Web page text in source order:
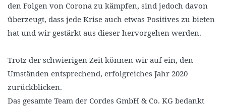
den Folgen von Corona zu kämpfen, sind jedoch davon
überzeugt, dass jede Krise auch etwas Positives zu bieten
hat und wir gestärkt aus dieser hervorgehen werden.
Trotz der schwierigen Zeit können wir auf ein, den
Umständen entsprechend, erfolgreiches Jahr 2020
zurückblicken.
Das gesamte Team der Cordes GmbH & Co. KG bedankt